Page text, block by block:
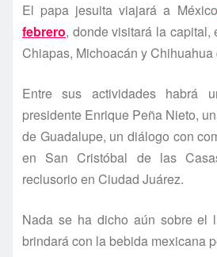
El papa jesuita viajará a México
febrero, donde visitará la capital,
Chiapas, Michoacán y
Entre sus actividades habrá
presidente Enrique Peña Nieto,
de Guadalupe, un diálogo con
en San Cristóbal de las
reclusorio en Ciudad Juárez.
Nada se ha dicho aún sobre el
brindará con la bebida mexicana